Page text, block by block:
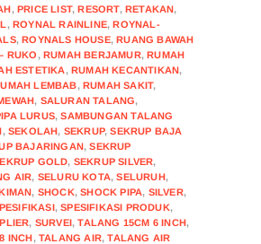
,PRICE LIST,RESORT,RETAKAN,
,ROYNAL RAINLINE,ROYNAL-
,ROYNALS HOUSE,RUANG BAWAH
RUKO ,RUMAH BERJAMUR,RUMAH
ESTETIKA,RUMAH KECANTIKAN,
LEMBAB,RUMAH SAKIT,
, SALURAN TALANG,
LURUS,SAMBUNGAN TALANG
,SEKOLAH, SEKRUP,SEKRUP BAJA
BAJARINGAN,SEKRUP
GOLD, SEKRUP SILVER,
AIR, SELURU KOTA,SELURUH,
, SHOCK,SHOCK PIPA, SILVER,
,SPESIFIKASI PRODUK,
, SURVEI,TALANG 15CM 6 INCH,
INCH,TALANG AIR,TALANG AIR